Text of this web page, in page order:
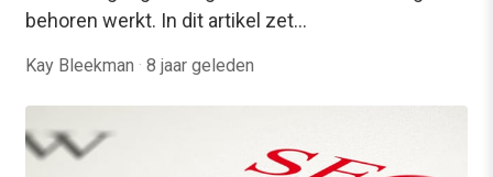
behoren werkt. In dit artikel zet…
Kay Bleekman · 8 jaar geleden